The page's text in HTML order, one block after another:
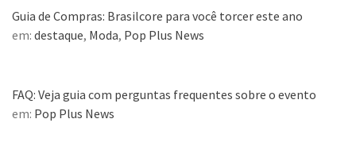
Guia de Compras: Brasilcore para você torcer este ano
em: destaque, Moda, Pop Plus News
FAQ: Veja guia com perguntas frequentes sobre o evento
em: Pop Plus News